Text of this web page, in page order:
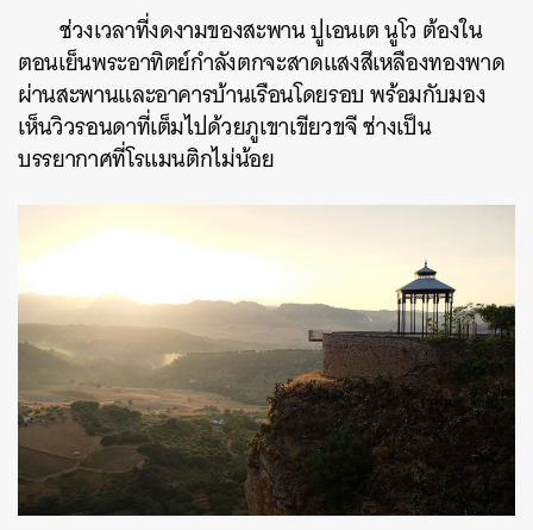
ช่วงเวลาที่งดงามของสะพาน ปูเอนเต นูโว ต้องใน
ตอนเย็นพระอาทิตย์กำลังตกจะสาดแสงสีเหลืองทองพาด
ผ่านสะพานและอาคารบ้านเรือนโดยรอบ พร้อมกับมอง
เห็นวิวรอนดาที่เต็มไปด้วยภูเขาเขียวขจี ช่างเป็น
บรรยากาศที่โรแมนติกไม่น้อย